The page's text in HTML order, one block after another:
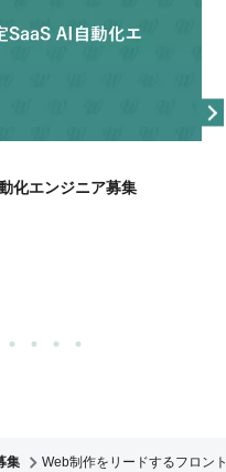
化エンジニア募集
集 Web制作をリードするフロン